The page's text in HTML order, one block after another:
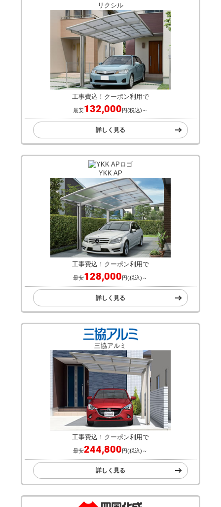
リクシル
工事費込！クーポン利用で
最安132,000円(税込)～
詳しく見る
YKK AP
工事費込！クーポン利用で
最安128,000 円(税込)～
詳しく見る
三協アルミ
工事費込！クーポン利用で
最安244,800円(税込)～
詳しく見る